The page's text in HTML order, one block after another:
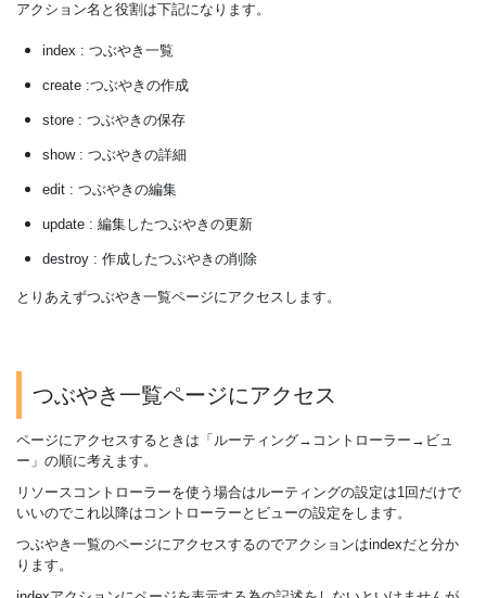
アクション名と役割は下記になります。
index : つぶやき一覧
create :つぶやきの作成
store : つぶやきの保存
show : つぶやきの詳細
edit : つぶやきの編集
update : 編集したつぶやきの更新
destroy : 作成したつぶやきの削除
とりあえずつぶやき一覧ページにアクセスします。
つぶやき一覧ページにアクセス
ページにアクセスするときは「ルーティング→コントローラー→ビュ
ー」の順に考えます。
リソースコントローラーを使う場合はルーティングの設定は1回だけで
いいのでこれ以降はコントローラーとビューの設定をします。
つぶやき一覧のページにアクセスするのでアクションはindexだと分か
ります。